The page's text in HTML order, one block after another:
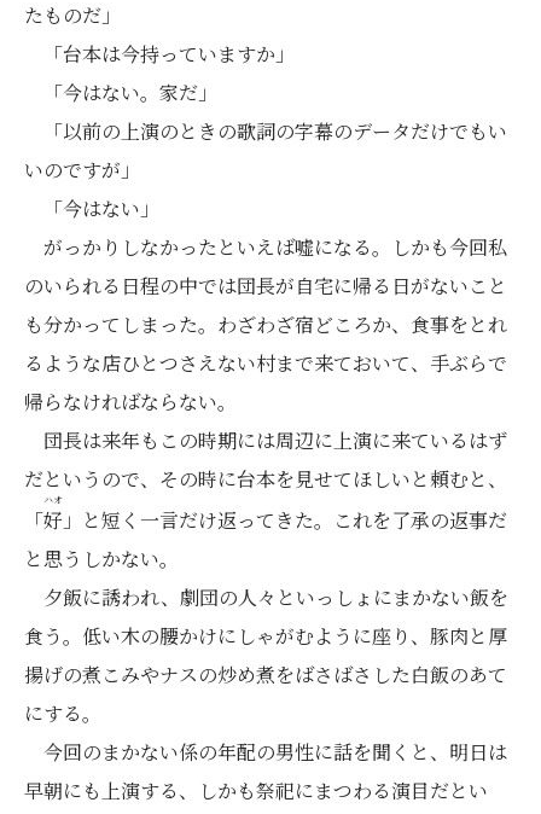
たものだ」
「台本は今持っていますか」
「今はない。家だ」
「以前の上演のときの歌詞の字幕のデータだけでもい
いのですが」
「今はない」
がっかりしなかったといえば嘘になる。しかも今回私
のいられる日程の中では団長が自宅に帰る日がないこと
も分かってしまった。わざわざ宿どころか、食事をとれ
るような店ひとつさえない村まで来ておいて、手ぶらで
帰らなければならない。
団長は来年もこの時期には周辺に上演に来ているはず
だというので、その時に台本を見せてほしいと頼むと、
「好
ハオ
」と短く一言だけ返ってきた。これを了承の返事だ
と思うしかない。
夕飯に誘われ、劇団の人々といっしょにまかない飯を
食う。低い木の腰かけにしゃがむように座り、豚肉と厚
揚げの煮こみやナスの炒め煮をばさばさした白飯のあて
にする。
今回のまかない係の年配の男性に話を聞くと、明日は
早朝にも上演する、しかも祭祀にまつわる演目だとい